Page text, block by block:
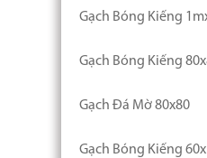
Gạch Bóng Kiếng
Gạch Bóng Kiếng
Gạch Đá Mờ 80x80
Gạch Bóng Kiếng